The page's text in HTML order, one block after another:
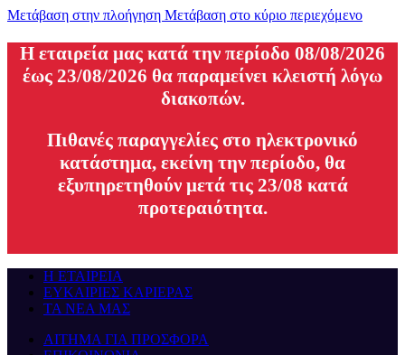
Μετάβαση στην πλοήγηση Μετάβαση στο κύριο περιεχόμενο
H εταιρεία μας κατά την περίοδο 08/08/2026
έως 23/08/2026 θα παραμείνει κλειστή λόγω
διακοπών.
Πιθανές παραγγελίες στο ηλεκτρονικό
κατάστημα, εκείνη την περίοδο, θα
εξυπηρετηθούν μετά τις 23/08 κατά
προτεραιότητα.
Η ΕΤΑΙΡΕΙΑ
ΕΥΚΑΙΡΙΕΣ ΚΑΡΙΕΡΑΣ
ΤΑ ΝΕΑ ΜΑΣ
ΑΙΤΗΜΑ ΓΙΑ ΠΡΟΣΦΟΡΑ